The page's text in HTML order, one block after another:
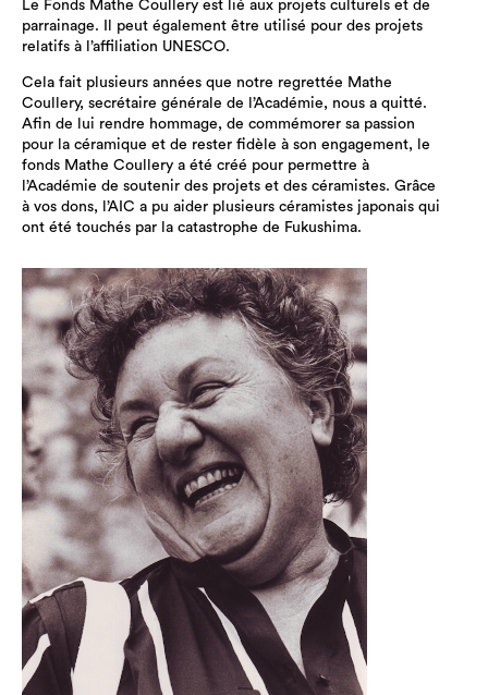
Le Fonds Mathe Coullery est lié aux projets culturels et de
parrainage. Il peut également être utilisé pour des projets
relatifs à l’affiliation UNESCO.
Cela fait plusieurs années que notre regrettée Mathe
Coullery, secrétaire générale de l’Académie, nous a quitté.
Afin de lui rendre hommage, de commémorer sa passion
pour la céramique et de rester fidèle à son engagement, le
fonds Mathe Coullery a été créé pour permettre à
l’Académie de soutenir des projets et des céramistes. Grâce
à vos dons, l’AIC a pu aider plusieurs céramistes japonais qui
ont été touchés par la catastrophe de Fukushima.